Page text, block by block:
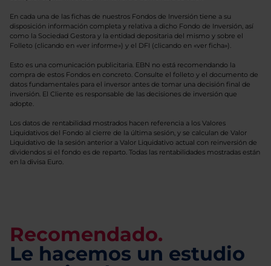
En cada una de las fichas de nuestros Fondos de Inversión tiene a su
disposición información completa y relativa a dicho Fondo de Inversión, así
como la Sociedad Gestora y la entidad depositaria del mismo y sobre el
Folleto (clicando en «ver informe») y el DFI (clicando en «ver ficha»).
Esto es una comunicación publicitaria. EBN no está recomendando la
compra de estos Fondos en concreto. Consulte el folleto y el documento de
datos fundamentales para el inversor antes de tomar una decisión final de
inversión. El Cliente es responsable de las decisiones de inversión que
adopte.
Los datos de rentabilidad mostrados hacen referencia a los Valores
Liquidativos del Fondo al cierre de la última sesión, y se calculan de Valor
Liquidativo de la sesión anterior a Valor Liquidativo actual con reinversión de
dividendos si el fondo es de reparto. Todas las rentabilidades mostradas están
en la divisa Euro.
Recomendado.
Le hacemos un estudio